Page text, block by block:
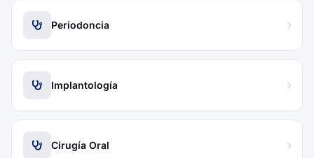
Periodoncia
Implantología
Cirugía Oral